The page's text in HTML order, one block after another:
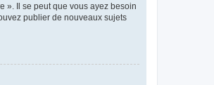
». Il se peut que vous ayez besoin
publier de nouveaux sujets